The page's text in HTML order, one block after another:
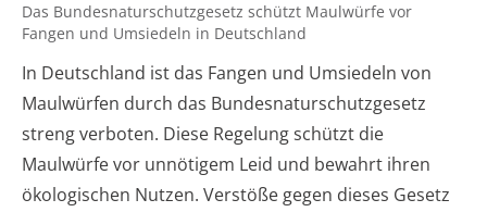
Das Bundesnaturschutzgesetz schützt Maulwürfe vor
Fangen und Umsiedeln in Deutschland
In Deutschland ist das Fangen und Umsiedeln von
Maulwürfen durch das Bundesnaturschutzgesetz
streng verboten. Diese Regelung schützt die
Maulwürfe vor unnötigem Leid und bewahrt ihren
ökologischen Nutzen. Verstöße gegen dieses Gesetz